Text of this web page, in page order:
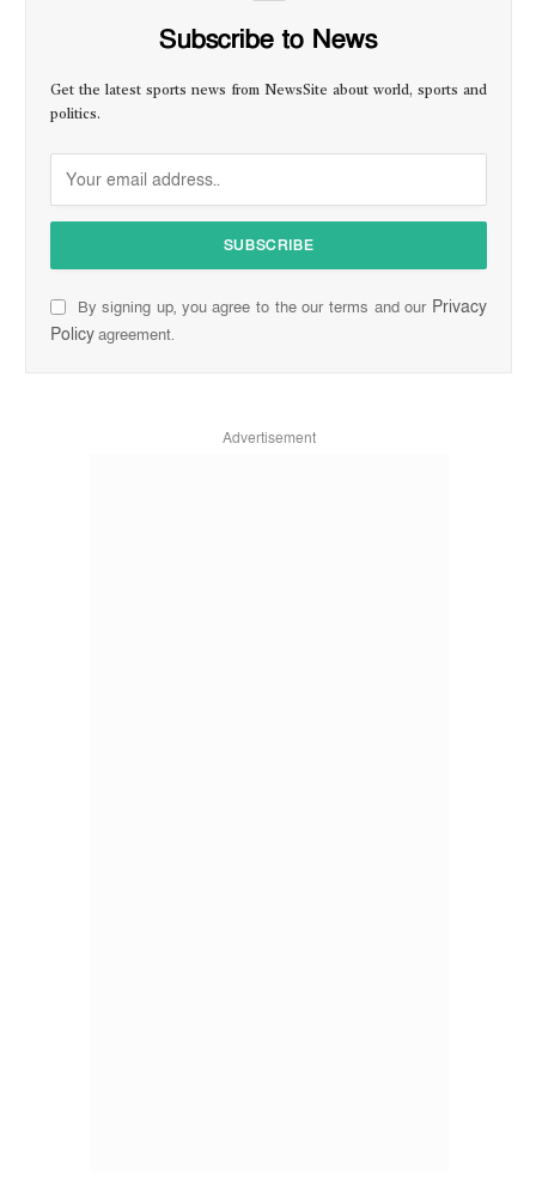
Subscribe to News
Get the latest sports news from NewsSite about world, sports and
politics.
By signing up, you agree to the our terms and our Privacy
Policyagreement.
Advertisement